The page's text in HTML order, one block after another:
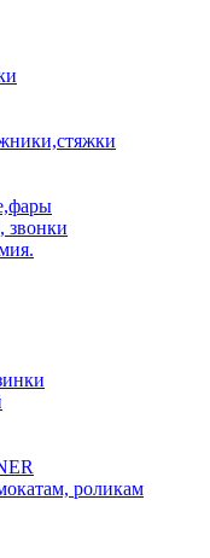
звонки
роликам